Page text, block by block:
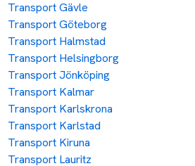
Transport Gävle
Transport Göteborg
Transport Halmstad
Transport Helsingborg
Transport Jönköping
Transport Kalmar
Transport Karlskrona
Transport Karlstad
Transport Kiruna
Transport Lauritz